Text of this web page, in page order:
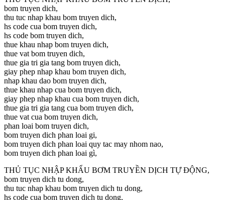
bom truyen dich,
thu tuc nhap khau bom truyen dich,
hs code cua bom truyen dich,
hs code bom truyen dich,
thue khau nhap bom truyen dich,
thue vat bom truyen dich,
thue gia tri gia tang bom truyen dich,
giay phep nhap khau bom truyen dich,
nhap khau dao bom truyen dich,
thue khau nhap cua bom truyen dich,
giay phep nhap khau cua bom truyen dich,
thue gia tri gia tang cua bom truyen dich,
thue vat cua bom truyen dich,
phan loai bom truyen dich,
bom truyen dich phan loai gi,
bom truyen dich phan loai quy tac may nhom nao,
bom truyen dich phan loai gì,
THỦ TỤC NHẬP KHẨU BƠM TRUYỀN DỊCH TỰ ĐỘNG,
bom truyen dich tu dong,
thu tuc nhap khau bom truyen dich tu dong,
hs code cua bom truyen dich tu dong,